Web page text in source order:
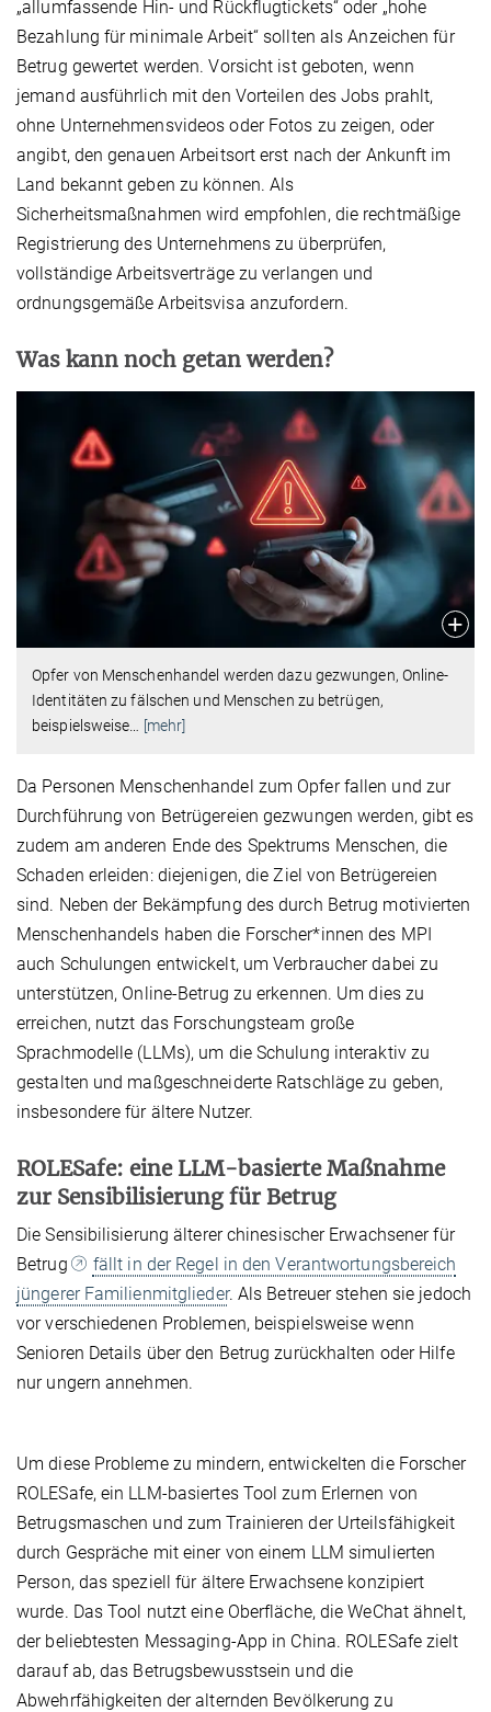
„allumfassende Hin- und Rückflugtickets“ oder „hohe
Bezahlung für minimale Arbeit“ sollten als Anzeichen für
Betrug gewertet werden. Vorsicht ist geboten, wenn
jemand ausführlich mit den Vorteilen des Jobs prahlt,
ohne Unternehmensvideos oder Fotos zu zeigen, oder
angibt, den genauen Arbeitsort erst nach der Ankunft im
Land bekannt geben zu können. Als
Sicherheitsmaßnahmen wird empfohlen, die rechtmäßige
Registrierung des Unternehmens zu überprüfen,
vollständige Arbeitsverträge zu verlangen und
ordnungsgemäße Arbeitsvisa anzufordern.
Was kann noch getan werden?
Opfer von Menschenhandel werden dazu gezwungen, Online-
Identitäten zu fälschen und Menschen zu betrügen,
beispielsweise
[mehr]
Da Personen Menschenhandel zum Opfer fallen und zur
Durchführung von Betrügereien gezwungen werden, gibt es
zudem am anderen Ende des Spektrums Menschen, die
Schaden erleiden: diejenigen, die Ziel von Betrügereien
sind. Neben der Bekämpfung des durch Betrug motivierten
Menschenhandels haben die Forscher*innen des MPI
auch Schulungen entwickelt, um Verbraucher dabei zu
unterstützen, Online-Betrug zu erkennen. Um dies zu
erreichen, nutzt das Forschungsteam große
Sprachmodelle (LLMs), um die Schulung interaktiv zu
gestalten und maßgeschneiderte Ratschläge zu geben,
insbesondere für ältere Nutzer.
ROLESafe: eine LLM-basierte Maßnahme
zur Sensibilisierung für Betrug
Die Sensibilisierung älterer chinesischer Erwachsener für
Betrug
fällt in der Regel in den Verantwortungsbereich
jüngerer Familienmitglieder. Als Betreuer stehen sie jedoch
vor verschiedenen Problemen, beispielsweise wenn
Senioren Details über den Betrug zurückhalten oder Hilfe
nur ungern annehmen.
Um diese Probleme zu mindern, entwickelten die Forscher
ROLESafe, ein LLM-basiertes Tool zum Erlernen von
Betrugsmaschen und zum Trainieren der Urteilsfähigkeit
durch Gespräche mit einer von einem LLM simulierten
Person, das speziell für ältere Erwachsene konzipiert
wurde. Das Tool nutzt eine Oberfläche, die WeChat ähnelt,
der beliebtesten Messaging-App in China. ROLESafe zielt
darauf ab, das Betrugsbewusstsein und die
Abwehrfähigkeiten der alternden Bevölkerung zu